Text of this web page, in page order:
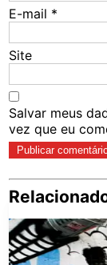
E-mail *
Site
Salvar meus
vez que eu